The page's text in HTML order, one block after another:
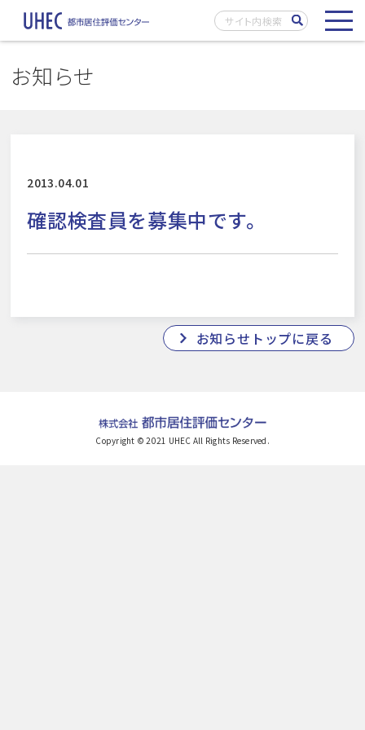
お知らせ
2013.04.01
確認検査員を募集中です。
お知らせトップに戻る
Copyright © 2021 UHEC All Rights Reserved.